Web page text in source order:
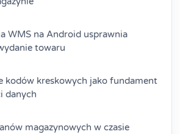
WMS na Android usprawnia
towaru
kodów kreskowych jako fundament
danych
magazynowych w czasie